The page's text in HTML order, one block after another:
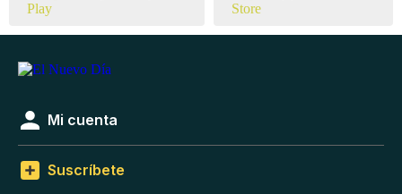
Mi cuenta
Suscríbete